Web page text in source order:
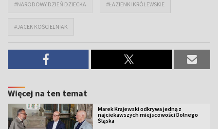
#NARODOWY DZIEŃ DZIECKA #ŁAZIENKI KRÓLEWSKIE
#JACEK KOŚCIELNIAK
Więcej na ten temat
Marek Krajewski odkrywa jedną z
najciekawszych miejscowości Dolnego
Śląska